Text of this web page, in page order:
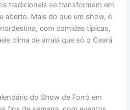
tradicionais se transformam em
aberto. Mais do que um show, é
com comidas típicas,
clima de arraiá que só o Ceará
do Show de Forró em